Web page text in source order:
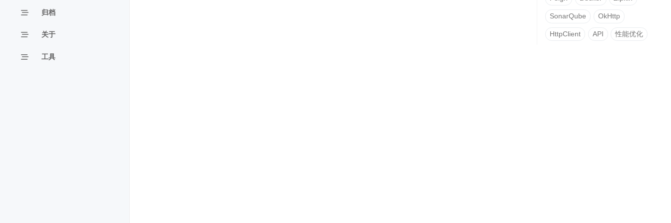
归档
关于
工具
SonarQube OkHttp
HttpClient API 性能优化